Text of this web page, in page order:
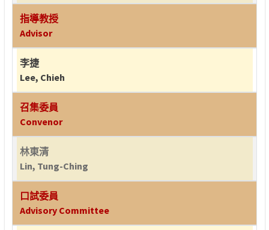
指導教授
Advisor
李捷
Lee, Chieh
召集委員
Convenor
林東清
Lin, Tung-Ching
口試委員
Advisory Committee